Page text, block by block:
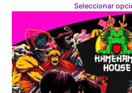
Seleccionar